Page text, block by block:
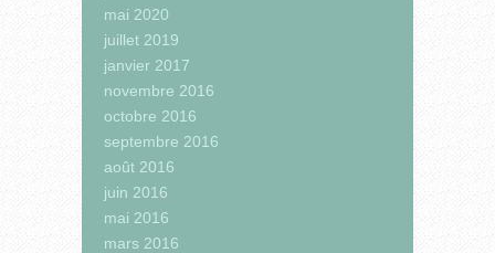
mai 2020
juillet 2019
janvier 2017
novembre 2016
octobre 2016
septembre 2016
août 2016
juin 2016
mai 2016
mars 2016